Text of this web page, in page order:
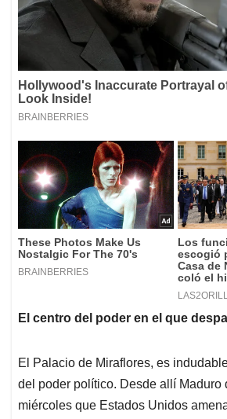
El centro del poder en el que
El Palacio de Miraflores, es
del poder político. Desde allí Maduro
miércoles que Estados Unidos